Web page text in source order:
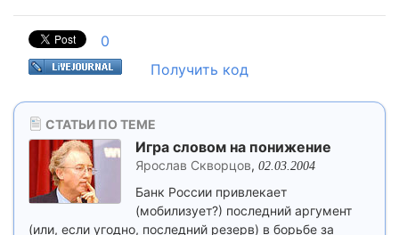
0
Получить код
СТАТЬИ ПО ТЕМЕ
Игра словом на понижение
Ярослав Скворцов, 02.03.2004
Банк России привлекает
(мобилизует?) последний аргумент
(или, если угодно, последний резерв) в борьбе за